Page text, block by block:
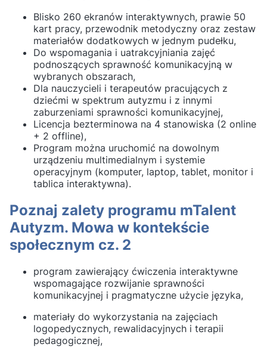
Blisko 260 ekranów interaktywnych, prawie 50
kart pracy, przewodnik metodyczny oraz zestaw
materiałów dodatkowych w jednym pudełku,
Do wspomagania i uatrakcyjniania zajęć
podnoszących sprawność komunikacyjną w
wybranych obszarach,
Dla nauczycieli i terapeutów pracujących z
dziećmi w spektrum autyzmu i z innymi
zaburzeniami sprawności komunikacyjnej,
Licencja bezterminowa na 4 stanowiska (2 online
+ 2 offline),
Program można uruchomić na dowolnym
urządzeniu multimedialnym i systemie
operacyjnym (komputer, laptop, tablet, monitor i
tablica interaktywna).
Poznaj zalety programu mTalent
Autyzm. Mowa w kontekście
społecznym cz. 2
program zawierający ćwiczenia interaktywne
wspomagające rozwijanie sprawności
komunikacyjnej i pragmatyczne użycie języka,
materiały do wykorzystania na zajęciach
logopedycznych, rewalidacyjnych i terapii
pedagogicznej,